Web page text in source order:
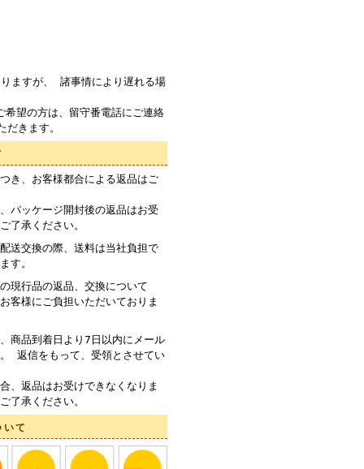
ますが、 諸事情により遅れる場
望の方は、留守番電話にご連絡
きます。
き、お客様都合による返品はご
パッケージ開封後の返品はお受
了承ください。
送交換の際、送料は当社負担で
す。
現行品の返品、交換について
客様にご負担いただいておりま
商品到着日より7日以内にメール
返信をもって、受領とさせてい
、返品はお受けできなくなりま
了承ください。
て